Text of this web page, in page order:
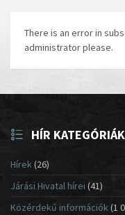
There is an error in
administrator please.
HÍR KATEGÓRIÁK
Hírek(26)
Járási Hivatal hírei (41)
Közérdekű információk(1